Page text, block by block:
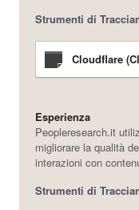
Strumenti di
Cloudflare
Esperienza
Peopleresearch.it
migliorare la qualità
interazioni con
Strumenti di